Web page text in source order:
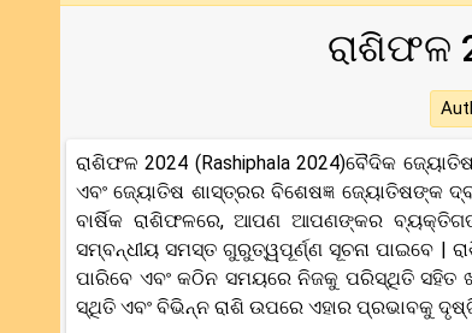
ରାଶିଫଳ
ରାଶିଫଳ 2024 (Rashiphala 2024)ବୈଦିକ
ଏବଂ ଜ୍ୟୋତିଷ ଶାସ୍ତ୍ରର ବିଶେଷଜ୍ଞ ଜ୍ୟୋତିଷଙ୍କ
ବାର୍ଷିକ ରାଶିଫଳରେ, ଆପଣ ଆପଣଙ୍କର ବ୍ୟକ୍ତିଗତ
ସମ୍ବନ୍ଧୀୟ ସମସ୍ତ ଗୁରୁତ୍ୱପୂର୍ଣ୍ଣ ସୂଚନା ପାଇବେ |
ପାରିବେ ଏବଂ କଠିନ ସମୟରେ ନିଜକୁ ପରିସ୍ଥିତି ସହିତ
ସ୍ଥିତି ଏବଂ ବିଭିନ୍ନ ରାଶି ଉପରେ ଏହାର ପ୍ରଭାବକୁ